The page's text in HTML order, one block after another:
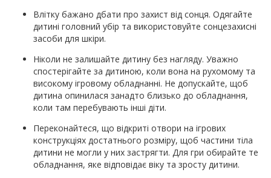
Влітку бажано дбати про захист від сонця. Одягайте
дитині головний убір та використовуйте сонцезахисні
засоби для шкіри.
Ніколи не залишайте дитину без нагляду. Уважно
спостерігайте за дитиною, коли вона на рухомому та
високому ігровому обладнанні. Не допускайте, щоб
дитина опинилася занадто близько до обладнання,
коли там перебувають інші діти.
Переконайтеся, що відкриті отвори на ігрових
конструкціях достатнього розміру, щоб частини тіла
дитини не могли у них застрягти. Для гри обирайте те
обладнання, яке відповідає віку та зросту дитини.